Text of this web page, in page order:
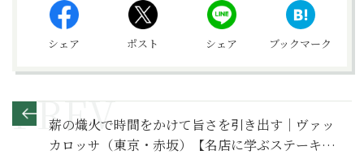
シェア ポスト シェア ブックマーク
薪の熾火で時間をかけて旨さを引き出す｜ヴァッ
カロッサ（東京・赤坂）【名店に学ぶステーキの